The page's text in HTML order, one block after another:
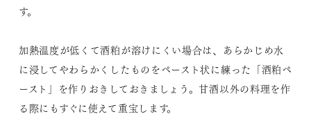
す。
加熱温度が低くて酒粕が溶けにくい場合は、あらかじめ水
に浸してやわらかくしたものをペースト状に練った「酒粕ペ
ースト」を作りおきしておきましょう。甘酒以外の料理を作
る際にもすぐに使えて重宝します。